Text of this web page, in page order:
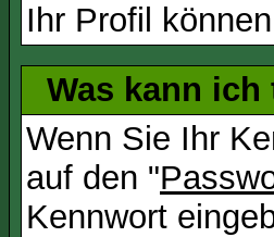
Ihr Profil
Was kann
Wenn Sie Ihr
auf den "
Kennwort